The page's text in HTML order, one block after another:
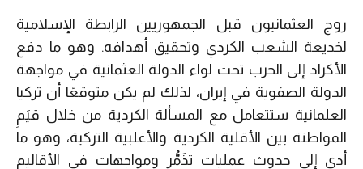
روج العثمانيون قبل الجمهوريين الرابطة الإسلامية
لخديعة الشعب الكردي وتحقيق أهدافه. وهو ما دفع
الأكراد إلى الحرب تحت لواء الدولة العثمانية في مواجهة
الدولة الصفوية في إيران، لذلك لم يكن متوقعًا أن تركيا
العلمانية ستتعامل مع المسألة الكردية من خلال قيَمِ
المواطنة بين الأقلية الكردية والأغلبية التركية، وهو ما
أدى إلى حدوث عمليات تذَمُّر ومواجهات في الأقاليم